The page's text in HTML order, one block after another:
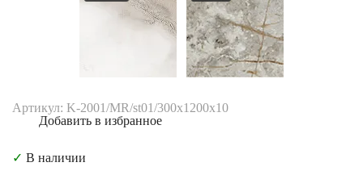
Артикул: K-2001/MR/st01/300x1200x10
Добавить в избранное
✓ В наличии